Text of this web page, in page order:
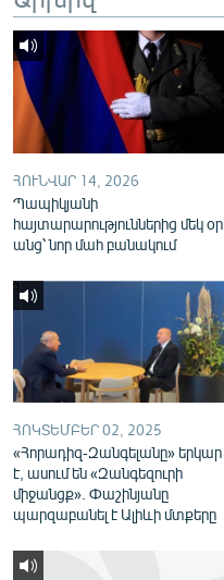
English
Русский
ՀԵՏԵՎԵՔ ՄԵԶ
ՀՈՒՆՎԱՐ 14, 2026
Պապիկյանի
հայտարարություններից մեկ օր
անց՝ նոր մահ բանակում
ՀՈԿՏԵՄԲԵՐ 02, 2025
«Հորադիզ-Զանգելանը» երկար
է, ասում են «Զանգեզուրի
միջանցք». Փաշինյանը
պարզաբանել է Ալիևի մտքերը